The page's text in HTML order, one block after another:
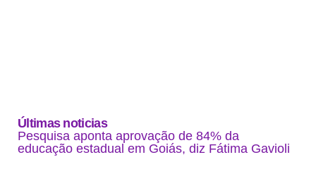
Últimas noticias
Pesquisa aponta aprovação de 84% da
educação estadual em Goiás, diz Fátima Gavioli